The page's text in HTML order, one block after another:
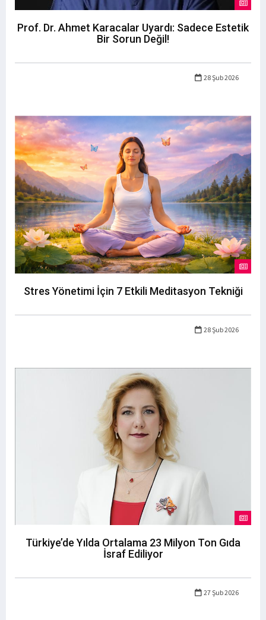
Prof. Dr. Ahmet Karacalar Uyardı: Sadece Estetik
Bir Sorun Değil!
28 Şub 2026
Stres Yönetimi İçin 7 Etkili Meditasyon Tekniği
28 Şub 2026
Türkiye’de Yılda Ortalama 23 Milyon Ton Gıda
İsraf Ediliyor
27 Şub 2026